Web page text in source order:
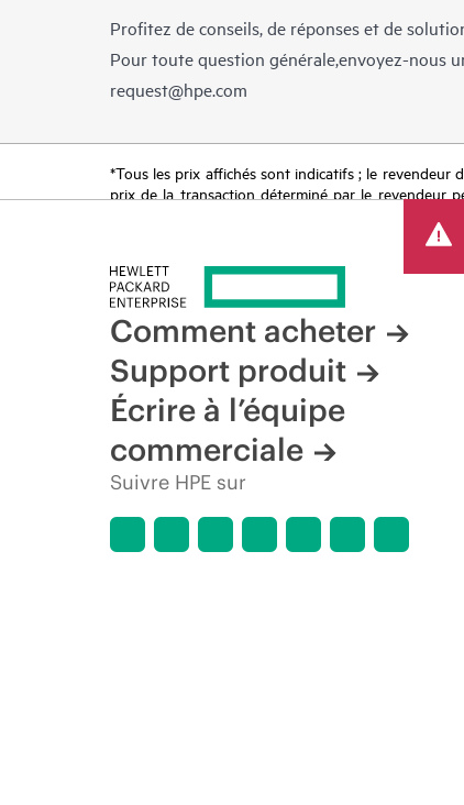
Profitez de conseils, de réponses et de
Pour toute question générale,envoyez-nous
request@hpe.com
*Tous les prix affichés sont indicatifs ; le revendeur
prix de la transaction déterminé par le revendeur
produit, la disponibilité restreinte d’un produit, la
Comment acheter
Support produit
Écrire à l’équipe
commerciale
Suivre HPE sur